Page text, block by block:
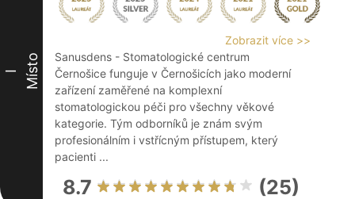
I Místo
Zobrazit více >>
Sanusdens - Stomatologické centrum
Černošice funguje v Černošicích jako moderní
zařízení zaměřené na komplexní
stomatologickou péči pro všechny věkové
kategorie. Tým odborníků je znám svým
profesionálním i vstřícným přístupem, který
pacienti ...
8.7 (25)